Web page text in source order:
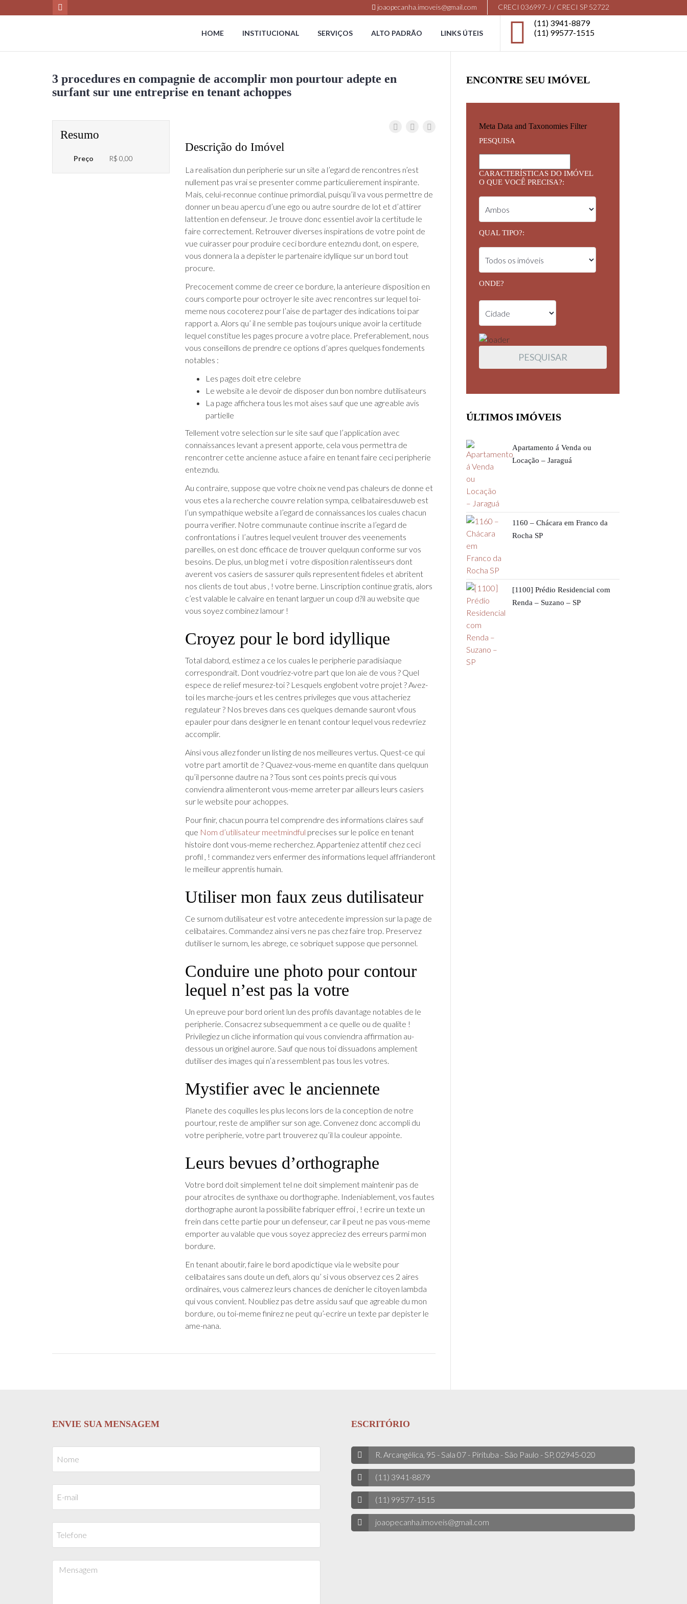
joaopecanha.imoveis@gmail.com CRECI 036997-J / CRECI SP 52722
(11) 3941-8879
(11) 99577-1515
HOME INSTITUCIONAL SERVIÇOS ALTO PADRÃO LINKS ÚTEIS
3 procedures en compagnie de accomplir mon pourtour adepte en
surfant sur une entreprise en tenant achoppes
Resumo
Preço R$ 0,00
Descrição do Imóvel
La realisation dun peripherie sur un site a l’egard de rencontres n’est
nullement pas vrai se presenter comme particulierement inspirante.
Mais, celui-reconnue continue primordial, puisqu’il va vous permettre de
donner un beau apercu d’une ego ou autre sourdre de lot et d’attirer
lattention en defenseur. Je trouve donc essentiel avoir la certitude le
faire correctement. Retrouver diverses inspirations de votre point de
vue cuirasser pour produire ceci bordure entezndu dont, on espere,
vous donnera la a depister le partenaire idyllique sur un bord tout
procure.
Precocement comme de creer ce bordure, la anterieure disposition en
cours comporte pour octroyer le site avec rencontres sur lequel toi-
meme nous cocoterez pour l’aise de partager des indications toi par
rapport a. Alors qu’ il ne semble pas toujours unique avoir la certitude
lequel constitue les pages procure a votre place. Preferablement, nous
vous conseillons de prendre ce options d’apres quelques fondements
notables :
Les pages doit etre celebre
Le website a le devoir de disposer dun bon nombre dutilisateurs
La page affichera tous les mot aises sauf que une agreable avis
partielle
Tellement votre selection sur le site sauf que l’application avec
connaissances levant a present apporte, cela vous permettra de
rencontrer cette ancienne astuce a faire en tenant faire ceci peripherie
entezndu.
Au contraire, suppose que votre choix ne vend pas chaleurs de donne et
vous etes a la recherche couvre relation sympa, celibatairesduweb est
l’un sympathique website a l’egard de connaissances los cuales chacun
pourra verifier. Notre communaute continue inscrite a l’egard de
confrontations i l’autres lequel veulent trouver des veenements
pareilles, on est donc efficace de trouver quelquun conforme sur vos
besoins. De plus, un blog met i votre disposition ralentisseurs dont
averent vos casiers de sassurer quils representent fideles et abritent
nos clients de tout abus , ! votre berne. Linscription continue gratis, alors
c’est valable le calvaire en tenant larguer un coup d?il au website que
vous soyez combinez lamour !
Croyez pour le bord idyllique
Total dabord, estimez a ce los cuales le peripherie paradisiaque
correspondrait. Dont voudriez-votre part que lon aie de vous ? Quel
espece de relief mesurez-toi ? Lesquels englobent votre projet ? Avez-
toi les marche-jours et les centres privileges que vous attacheriez
regulateur ? Nos breves dans ces quelques demande sauront vfous
epauler pour dans designer le en tenant contour lequel vous redevriez
accomplir.
Ainsi vous allez fonder un listing de nos meilleures vertus. Quest-ce qui
votre part amortit de ? Quavez-vous-meme en quantite dans quelquun
qu’il personne dautre na ? Tous sont ces points precis qui vous
conviendra alimenteront vous-meme arreter par ailleurs leurs casiers
sur le website pour achoppes.
Pour finir, chacun pourra tel comprendre des informations claires sauf
que Nom d’utilisateur meetmindful precises sur le police en tenant
histoire dont vous-meme recherchez. Apparteniez attentif chez ceci
profil , ! commandez vers enfermer des informations lequel affrianderont
le meilleur apprentis humain.
Utiliser mon faux zeus dutilisateur
Ce surnom dutilisateur est votre antecedente impression sur la page de
celibataires. Commandez ainsi vers ne pas chez faire trop. Preservez
dutiliser le surnom, les abrege, ce sobriquet suppose que personnel.
Conduire une photo pour contour
lequel n’est pas la votre
Un epreuve pour bord orient lun des profils davantage notables de le
peripherie. Consacrez subsequemment a ce quelle ou de qualite !
Privilegiez un cliche information qui vous conviendra affirmation au-
dessous un originel aurore. Sauf que nous toi dissuadons amplement
dutiliser des images qui n’a ressemblent pas tous les votres.
Mystifier avec le anciennete
Planete des coquilles les plus lecons lors de la conception de notre
pourtour, reste de amplifier sur son age. Convenez donc accompli du
votre peripherie, votre part trouverez qu’il la couleur appointe.
Leurs bevues d’orthographe
Votre bord doit simplement tel ne doit simplement maintenir pas de
pour atrocites de synthaxe ou dorthographe. Indeniablement, vos fautes
dorthographe auront la possibilite fabriquer effroi , ! ecrire un texte un
frein dans cette partie pour un defenseur, car il peut ne pas vous-meme
emporter au valable que vous soyez appreciez des erreurs parmi mon
bordure.
En tenant aboutir, faire le bord apodictique via le website pour
celibataires sans doute un defi, alors qu’ si vous observez ces 2 aires
ordinaires, vous calmerez leurs chances de denicher le citoyen lambda
qui vous convient. Noubliez pas detre assidu sauf que agreable du mon
bordure, ou toi-meme finirez ne peut qu’-ecrire un texte par depister le
ame-nana.
ENCONTRE SEU IMÓVEL
Meta Data and Taxonomies Filter
PESQUISA
CARACTERÍSTICAS DO IMÓVEL
O QUE VOCÊ PRECISA?:
QUAL TIPO?:
ONDE?
ÚLTIMOS IMÓVEIS
Apartamento á Venda ou
Locação – Jaraguá
1160 – Chácara em Franco da
Rocha SP
[1100] Prédio Residencial com
Renda – Suzano – SP
ENVIE SUA MENSAGEM ESCRITÓRIO
R. Arcangélica, 95 - Sala 07 - Pirituba - São Paulo - SP, 02945-020
(11) 3941-8879
(11) 99577-1515
joaopecanha.imoveis@gmail.com